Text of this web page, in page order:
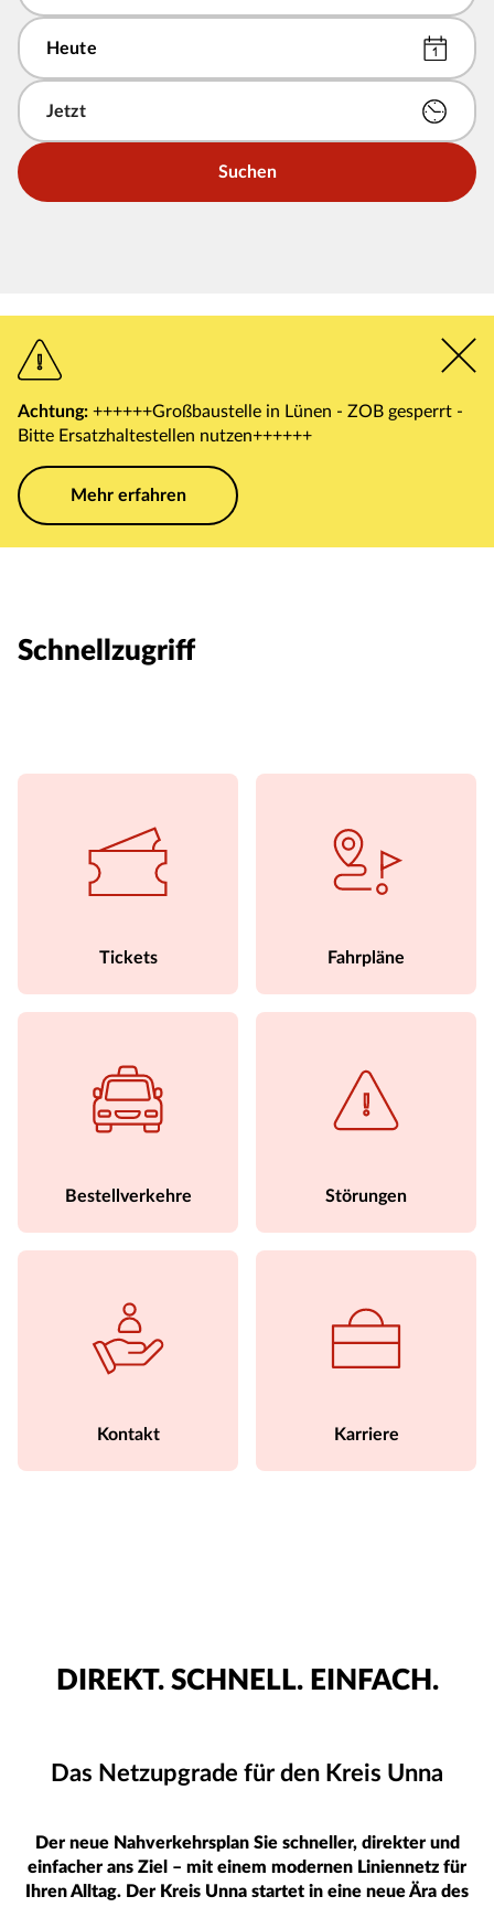
Suchen
Achtung: ++++++Großbaustelle in Lünen - ZOB gesperrt -
Bitte Ersatzhaltestellen nutzen++++++
Mehr erfahren
Schnellzugriff
Tickets Fahrpläne
Bestellverkehre Störungen
Kontakt Karriere
DIREKT. SCHNELL. EINFACH.
Das Netzupgrade für den Kreis Unna
Der neue Nahverkehrsplan Sie schneller, direkter und
einfacher ans Ziel – mit einem modernen Liniennetz für
Ihren Alltag. Der Kreis Unna startet in eine neue Ära des